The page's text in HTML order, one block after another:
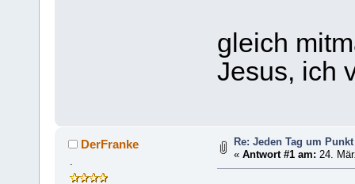
gleich
Jesus, ich
DerFranke
Re: Jeden Tag um
«Antwort #1 am: 24.